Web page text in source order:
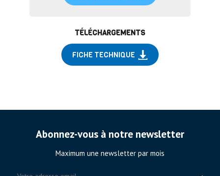
TÉLÉCHARGEMENTS
FICHE TECHNIQUE
Abonnez-vous à notre newsletter
Maximum une newsletter par mois